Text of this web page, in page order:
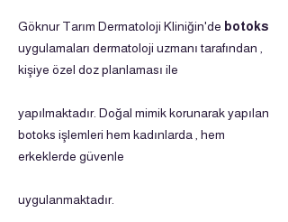
Göknur Tarım Dermatoloji Kliniğin'de botoks
uygulamaları dermatoloji uzmanı tarafından ,
kişiye özel doz planlaması ile
yapılmaktadır. Doğal mimik korunarak yapılan
botoks işlemleri hem kadınlarda , hem
erkeklerde güvenle
uygulanmaktadır.